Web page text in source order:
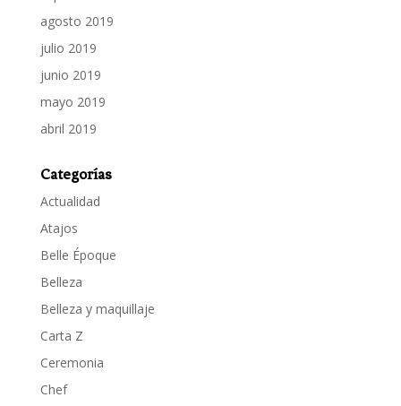
agosto 2019
julio 2019
junio 2019
mayo 2019
abril 2019
Categorías
Actualidad
Atajos
Belle Époque
Belleza
Belleza y maquillaje
Carta Z
Ceremonia
Chef